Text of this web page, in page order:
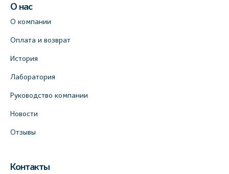
О нас
О компании
Оплата и возврат
История
Лаборатория
Руководство компании
Новости
Отзывы
Контакты